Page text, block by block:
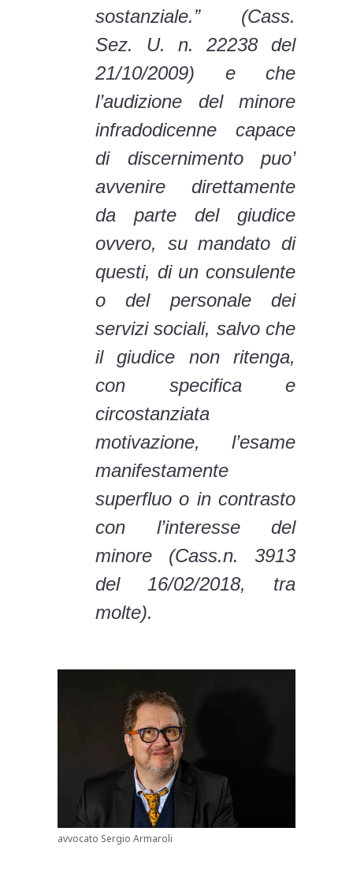
sostanziale.” (Cass.
Sez. U. n. 22238 del
21/10/2009) e che
l’audizione del minore
infradodicenne capace
di discernimento puo’
avvenire direttamente
da parte del giudice
ovvero, su mandato di
questi, di un consulente
o del personale dei
servizi sociali, salvo che
il giudice non ritenga,
con specifica e
circostanziata
motivazione, l’esame
manifestamente
superfluo o in contrasto
con l’interesse del
minore (Cass.n. 3913
del 16/02/2018, tra
molte).
avvocato Sergio Armaroli